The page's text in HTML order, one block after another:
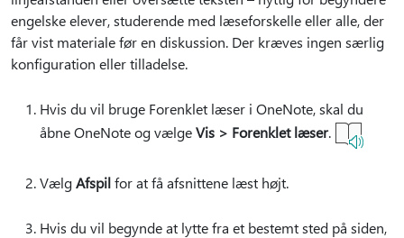
engelske elever, studerende med læseforskelle eller alle, der
får vist materiale før en diskussion. Der kræves ingen særlig
konfiguration eller tilladelse.
Hvis du vil bruge Forenklet læser i OneNote, skal du
åbne OneNote og vælgeVis > Forenklet læser.
VælgAfspilfor at få afsnittene læst højt.
Hvis du vil begynde at lytte fra et bestemt sted på siden,